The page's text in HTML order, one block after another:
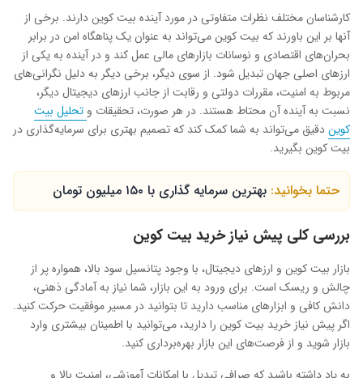
کارشناسان مختلف نظرات متفاوتی در مورد آینده بیت کوین دارند. برخی از
آنها بر این باورند که بیت کوین می‌تواند به عنوان یک پناهگاه امن در برابر
بحران‌های اقتصادی و نوسانات بازارهای مالی عمل کند و در آینده به یکی از
ارزهای اصلی جهان تبدیل شود. از سوی دیگر، برخی دیگر به دلیل نگرانی‌های
مربوط به امنیت، مقررات دولتی و رقابت از جانب ارزهای دیجیتال دیگر،
نسبت به آینده آن محتاط هستند. در هر صورت، تحقیقات و تحلیل‌ بیت
کویندقیق می‌تواند به شما کمک کند که تصمیم بهتری برای سرمایه‌گذاری در
بیت کوین بگیرید.
حتما بخوانید: بهترین سرمایه گذاری با ۱۵۰ میلیون تومان
بررسی کلی پیش نیاز خرید بیت کوین
بازار بیت کوین و ارزهای دیجیتال، با وجود پتانسیل سود بالا، همواره پر از
چالش و ریسک است. برای ورود به این بازار، شما نیاز به آمادگی ذهنی،
دانش کافی و ابزارهای مناسب دارید تا بتوانید در مسیر موفقیت حرکت کنید.
اگر پیش نیاز خرید بیت کوین را دارید، می‌توانید با اطمینان بیشتری وارد
بازار شوید و از فرصت‌های این بازار بهره‌برداری کنید.